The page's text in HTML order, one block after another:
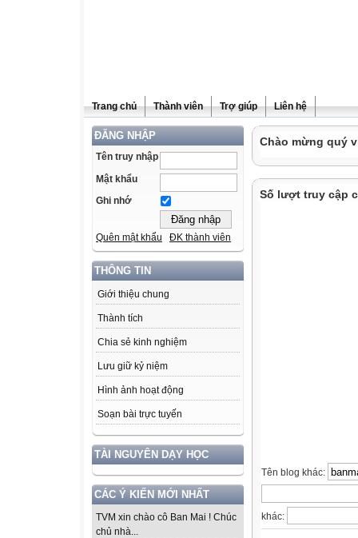
Trang chủ Thành viên Trợ giúp Liên hệ
ĐĂNG NHẬP
Tên truy nhập
Mật khẩu
Ghi nhớ
Quên mật khẩu ĐK thành viên
THÔNG TIN
Giới thiệu chung
Thành tích
Chia sẻ kinh nghiệm
Lưu giữ kỷ niệm
Hình ảnh hoạt động
Soạn bài trực tuyến
TÀI NGUYÊN DẠY HỌC
CÁC Ý KIẾN MỚI NHẤT
TVM xin chào cô Ban Mai ! Chúc
chủ nhà...
Chào mừng quý
Số lượt truy cập
Tên blog khác:
khác: